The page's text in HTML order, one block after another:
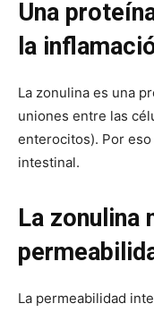
Una
la
La zonulina es una
uniones entre las
enterocitos). Por
intestinal.
La zonulina
La permeabilidad